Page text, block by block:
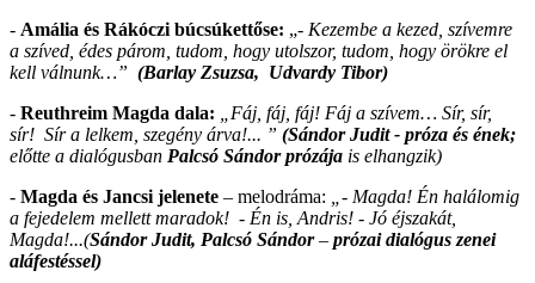
- Amália és Rákóczi búcsúkettőse: „- Kezembe a kezed, szívemre
a szíved, édes párom, tudom, hogy utolszor, tudom, hogy örökre el
kell válnunk…” (Barlay Zsuzsa, Udvardy Tibor)
- Reuthreim Magda dala:
„Fáj, fáj, fáj! Fáj a szívem… Sír, sír,
sír! Sír a lelkem, szegény árva!... ” (Sándor Judit - próza és ének;
előtte a dialógusban Palcsó Sándor prózája is elhangzik)
- Magda és Jancsi jelenete – melodráma:
„- Magda! Én halálomig
a fejedelem mellett maradok! - Én is, Andris! - Jó éjszakát,
Magda!...(Sándor Judit, Palcsó Sándor– prózai dialógus zenei
aláfestéssel)